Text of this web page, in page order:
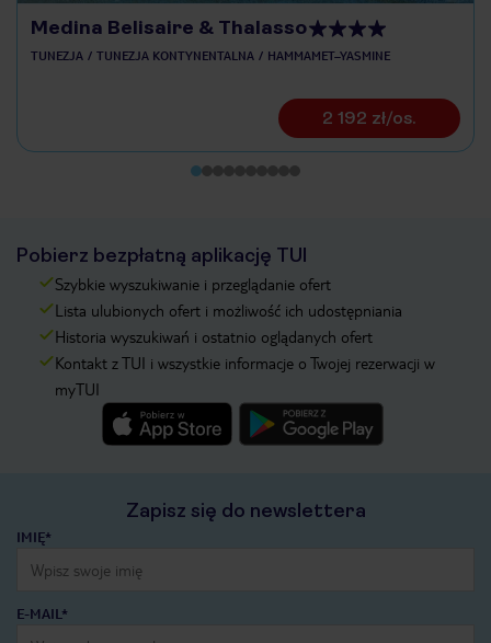
Medina Belisaire & Thalasso
TUNEZJA TUNEZJA KONTYNENTALNA HAMMAMET–YASMINE
2 192 zł/os.
Pobierz bezpłatną aplikację TUI
Szybkie wyszukiwanie i przeglądanie ofert
Lista ulubionych ofert i możliwość ich udostępniania
Historia wyszukiwań i ostatnio oglądanych ofert
Kontakt z TUI i wszystkie informacje o Twojej rezerwacji w
myTUI
Zapisz się do newslettera
IMIĘ*
E-MAIL*